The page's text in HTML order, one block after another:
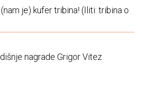
je) kufer tribina! (Iliti: tribina o
nagrade Grigor Vitez